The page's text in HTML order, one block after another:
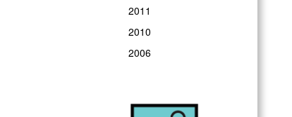
2011
2010
2006